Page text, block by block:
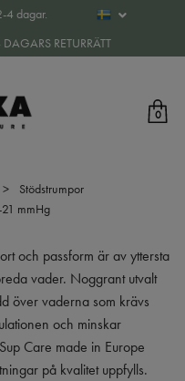
4 dagar.
RETURRÄTT
0
Stödstrumpor
mmHg
och passform är av yttersta
vader. Noggrant utvalt
över vaderna som krävs
och minskar
Care made in Europe
på kvalitet uppfylls.